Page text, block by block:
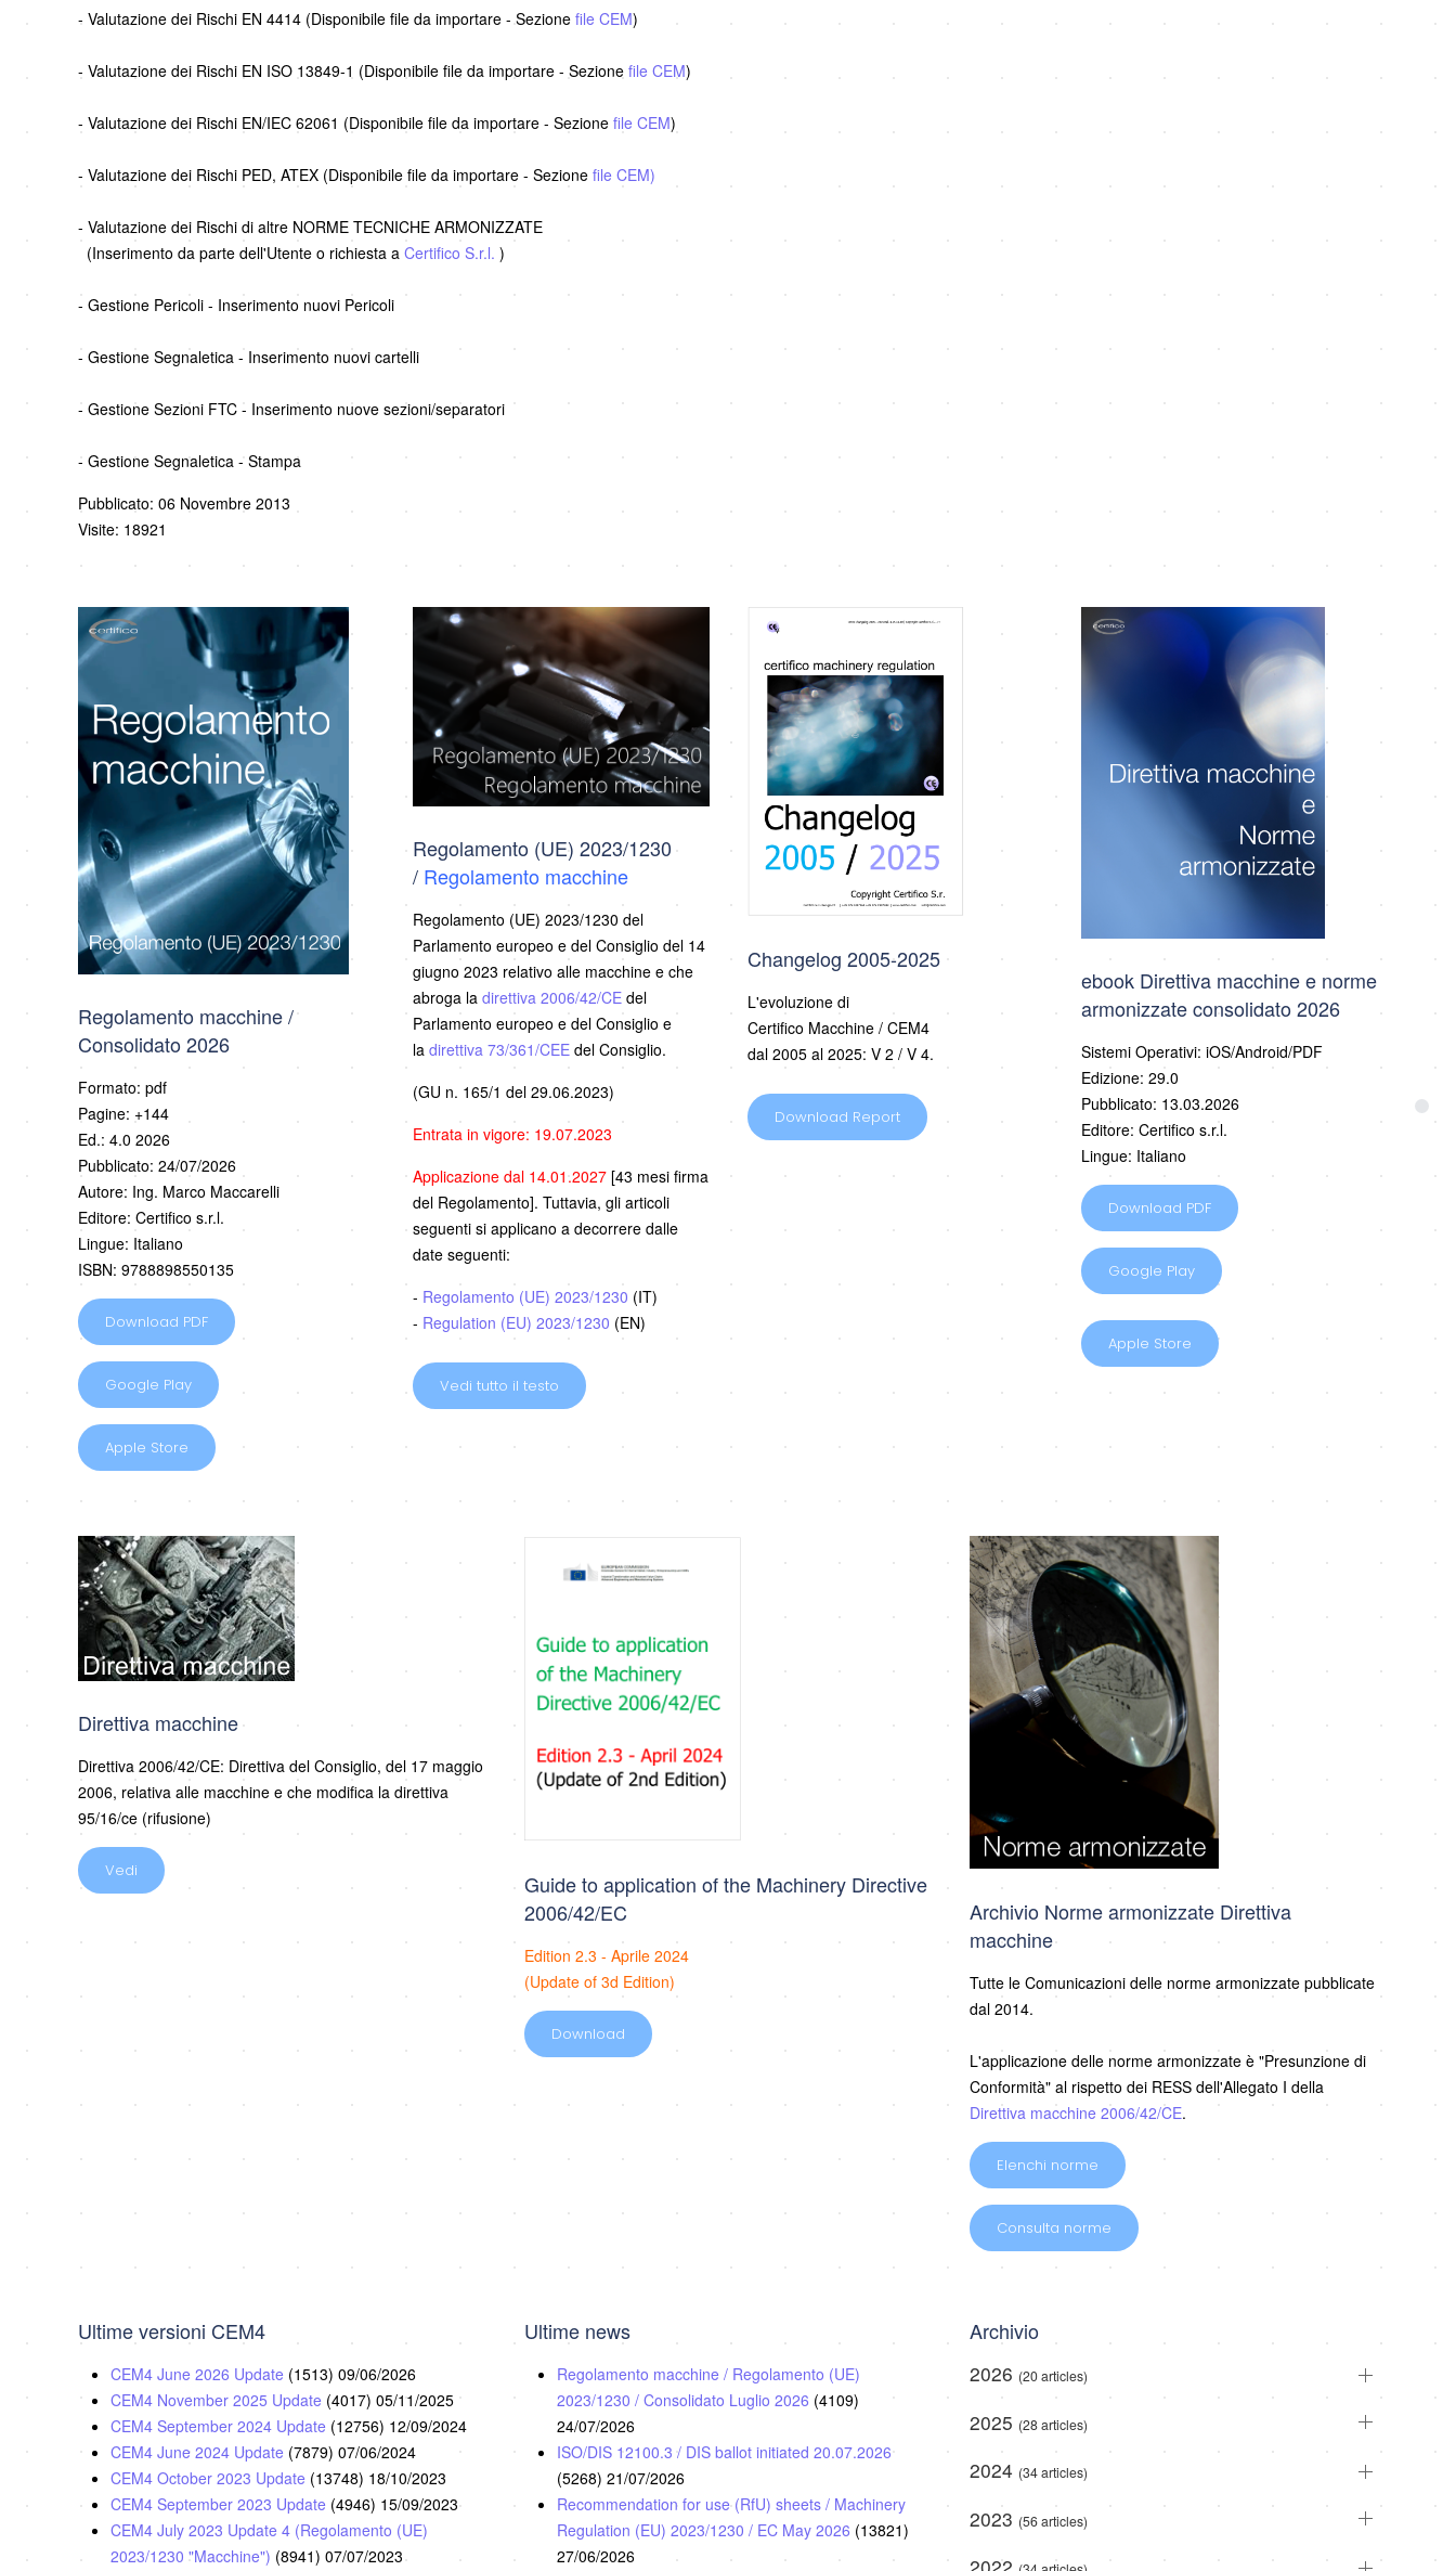
- Valutazione dei Rischi EN 4414 (Disponibile file da importare - Sezione file CEM)
- Valutazione dei Rischi EN ISO 13849-1 (Disponibile file da importare - Sezione file CEM)
- Valutazione dei Rischi EN/IEC 62061 (Disponibile file da importare - Sezione file CEM)
- Valutazione dei Rischi PED, ATEX (Disponibile file da importare - Sezione file CEM)
- Valutazione dei Rischi di altre NORME TECNICHE ARMONIZZATE
(Inserimento da parte dell'Utente o richiesta a Certifico S.r.l. )
- Gestione Pericoli - Inserimento nuovi Pericoli
- Gestione Segnaletica - Inserimento nuovi cartelli
- Gestione Sezioni FTC - Inserimento nuove sezioni/separatori
- Gestione Segnaletica - Stampa
Pubblicato: 06 Novembre 2013
Visite: 18921
Regolamento macchine /
Consolidato 2026
Formato: pdf
Pagine: +144
Ed.: 4.0 2026
Pubblicato: 24/07/2026
Autore: Ing. Marco Maccarelli
Editore: Certifico s.r.l.
Lingue: Italiano
ISBN: 9788898550135
Download PDF
Google Play
Apple Store
Regolamento (UE) 2023/1230
/ Regolamento macchine
Regolamento (UE) 2023/1230 del
Parlamento europeo e del Consiglio del 14
giugno 2023 relativo alle macchine e che
abroga la direttiva 2006/42/CEdel
Parlamento europeo e del Consiglio e
la direttiva 73/361/CEEdel Consiglio.
(GU n. 165/1 del 29.06.2023)
Entrata in vigore: 19.07.2023
Applicazione dal 14.01.2027 [43 mesi firma
del Regolamento]. Tuttavia, gli articoli
seguenti si applicano a decorrere dalle
date seguenti:
- Regolamento (UE) 2023/1230 (IT)
- Regulation (EU) 2023/1230 (EN)
Vedi tutto il testo
Changelog 2005-2025
L'evoluzione di
Certifico Macchine / CEM4
dal 2005 al 2025: V 2 / V 4.
Download Report
ebook Direttiva macchine e norme
armonizzate consolidato 2026
Sistemi Operativi: iOS/Android/PDF
Edizione: 29.0
Pubblicato: 13.03.2026
Editore: Certifico s.r.l.
Lingue: Italiano
Download PDF
Google Play
Apple Store
Direttiva macchine
Direttiva 2006/42/CE: Direttiva del Consiglio, del 17 maggio
2006, relativa alle macchine e che modifica la direttiva
95/16/ce (rifusione)
Vedi
Guide to application of the Machinery Directive
2006/42/EC
Edition 2.3 - Aprile 2024
(Update of 3d Edition)
Download
Archivio Norme armonizzate Direttiva
macchine
Tutte le Comunicazioni delle norme armonizzate pubblicate
dal 2014.
L'applicazione delle norme armonizzate è "Presunzione di
Conformità" al rispetto dei RESS dell'Allegato I della
Direttiva macchine 2006/42/CE.
Elenchi norme
Consulta norme
Ultime versioni CEM4
CEM4 June 2026 Update (1513) 09/06/2026
CEM4 November 2025 Update (4017) 05/11/2025
CEM4 September 2024 Update (12756) 12/09/2024
CEM4 June 2024 Update (7879) 07/06/2024
CEM4 October 2023 Update (13748) 18/10/2023
CEM4 September 2023 Update (4946) 15/09/2023
CEM4 July 2023 Update 4 (Regolamento (UE)
2023/1230 "Macchine") (8941) 07/07/2023
Ultime news
Regolamento macchine / Regolamento (UE)
2023/1230 / Consolidato Luglio 2026 (4109)
24/07/2026
ISO/DIS 12100.3 / DIS ballot initiated 20.07.2026
(5268) 21/07/2026
Recommendation for use (RfU) sheets / Machinery
Regulation (EU) 2023/1230 / EC May 2026 (13821)
27/06/2026
Archivio
2026 (20 articles)
2025 (28 articles)
2024 (34 articles)
2023 (56 articles)